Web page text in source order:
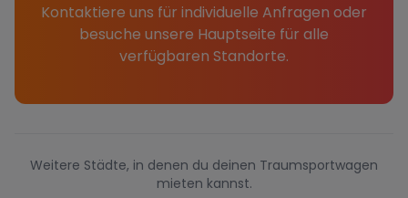
Kontaktiere uns für individuelle Anfragen oder
besuche unsere Hauptseite für alle
verfügbaren Standorte.
Weitere Städte, in denen du deinen Traumsportwagen
mieten kannst.